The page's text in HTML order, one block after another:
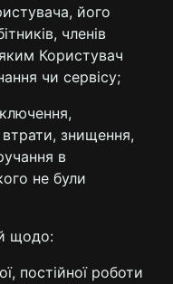
його
членів
Користувач
чи сервісу;
втрати, знищення,
в
не були
щодо:
постійної роботи